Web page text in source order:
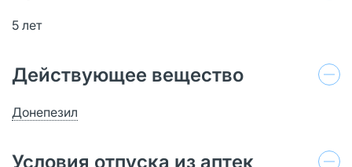
5 лет
Действующее вещество
Донепезил
Условия отпуска из аптек